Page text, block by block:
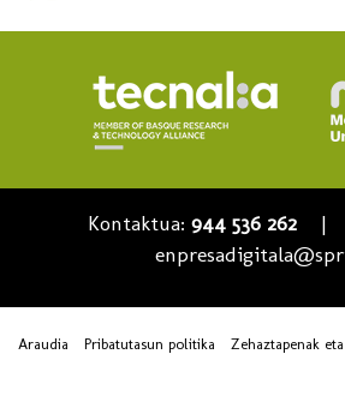
Kontaktua: 944 536 262 |
Araudia Pribatutasun politika Zehaztapenak